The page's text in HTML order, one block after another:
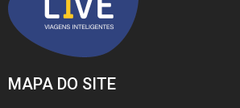
MAPA DO SITE